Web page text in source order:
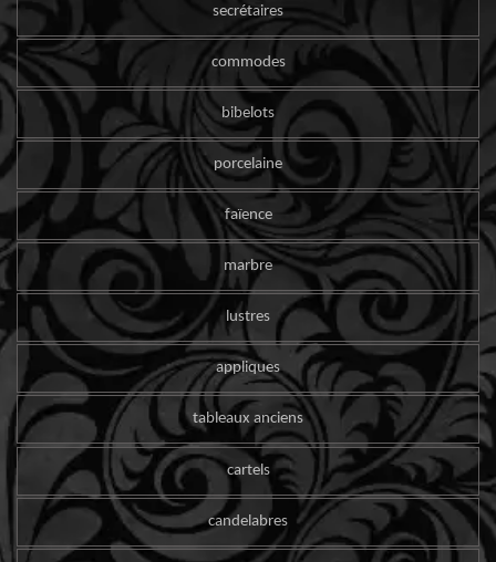
secrétaires
commodes
bibelots
porcelaine
faïence
marbre
lustres
appliques
tableaux anciens
cartels
candelabres